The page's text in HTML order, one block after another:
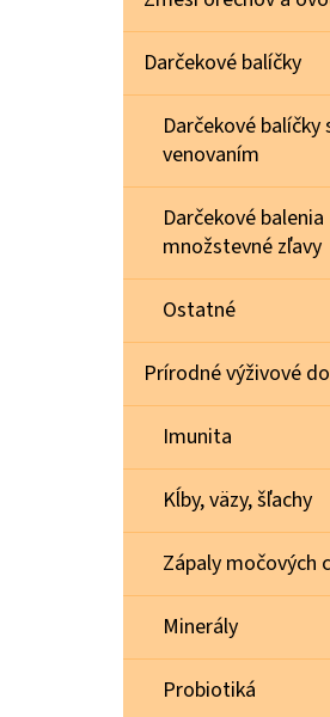
Darčekové balíčky
Darčekové balíčky
venovaním
Darčekové balenia
množstevné zľavy
Ostatné
Prírodné výživové
Imunita
Kĺby, väzy, šľachy
Zápaly močových
Minerály
Probiotiká